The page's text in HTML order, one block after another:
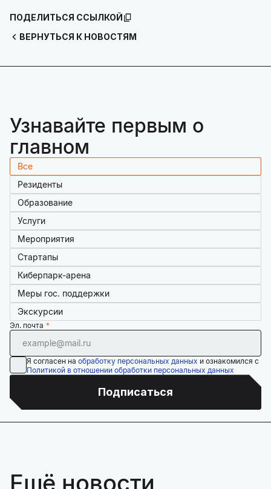
ВЕРНУТЬСЯ К НОВОСТЯМ
ПОДЕЛИТЬСЯ ССЫЛКОЙ
Узнавайте первым о
главном
Все
Резиденты
Образование
Услуги
Мероприятия
Стартапы
Киберпарк-арена
Меры гос. поддержки
Экскурсии
Эл. почта
Я согласен на обработку персональных данных и ознакомился с
Политикой в отношении обработки персональных данных
Подписаться
Ещё новости